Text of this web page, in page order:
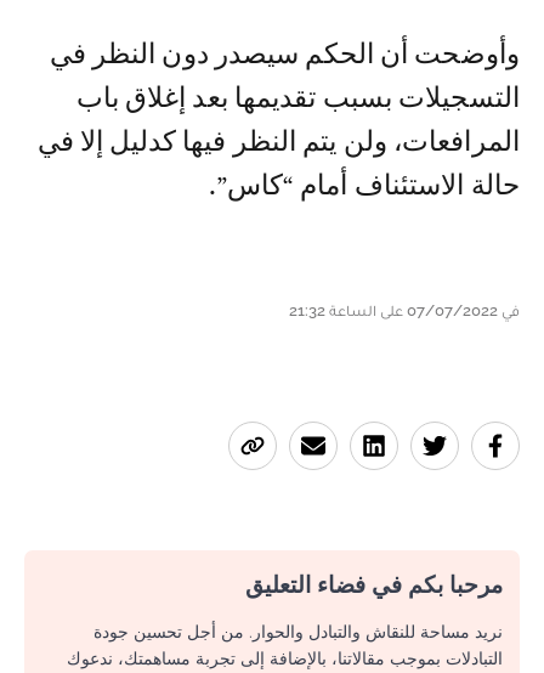
وأوضحت أن الحكم سيصدر دون النظر في
التسجيلات بسبب تقديمها بعد إغلاق باب
المرافعات، ولن يتم النظر فيها كدليل إلا في
حالة الاستئناف أمام “كاس”.
في 07/07/2022 على الساعة 21:32
مرحبا بكم في فضاء التعليق
نريد مساحة للنقاش والتبادل والحوار. من أجل تحسين جودة
التبادلات بموجب مقالاتنا، بالإضافة إلى تجربة مساهمتك، ندعوك